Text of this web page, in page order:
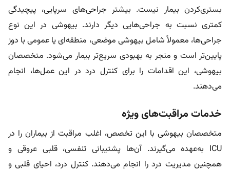
بستری‌کردن بیمار نیست. بیشتر جراحی‌های سرپایی، پیچیدگی
کمتری نسبت به جراحی‌هایی دیگر دارند. بیهوشی در این نوع
جراحی‌ها، معمولاً شامل بیهوشی موضعی، منطقه‌ای یا عمومی با دوز
پایین‌تر است و منجر به بهبودی سریع‌تر بیمار می‌شود. متخصصان
بیهوشی، این اقدامات را برای کنترل درد در این عمل‌ها، انجام
می‌دهند.
خدمات مراقبت‌های ویژه
متخصصان بیهوشی با این تخصص، اغلب مراقبت از بیماران را در
ICU به‌عهده می‌گیرند. آن‌ها پشتیبانی تنفسی، قلبی عروقی و
همچنین مدیریت درد را انجام می‌دهند. کنترل درد، احیای قلبی و